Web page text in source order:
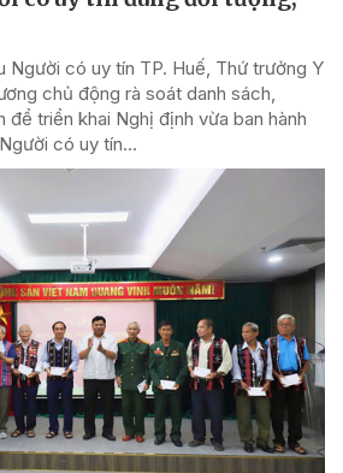
Người có uy tín TP. Huế, Thứ trưởng Y
chủ động rà soát danh sách,
triển khai Nghị định vừa ban hành
có uy tín...